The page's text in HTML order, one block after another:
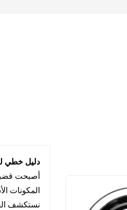
دليل خطي
أصبحت
المكونات
نستكشف